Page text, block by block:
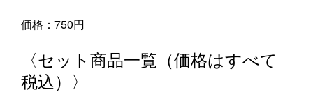
価格：750円
〈セット商品一覧（価格はすべて
税込）〉